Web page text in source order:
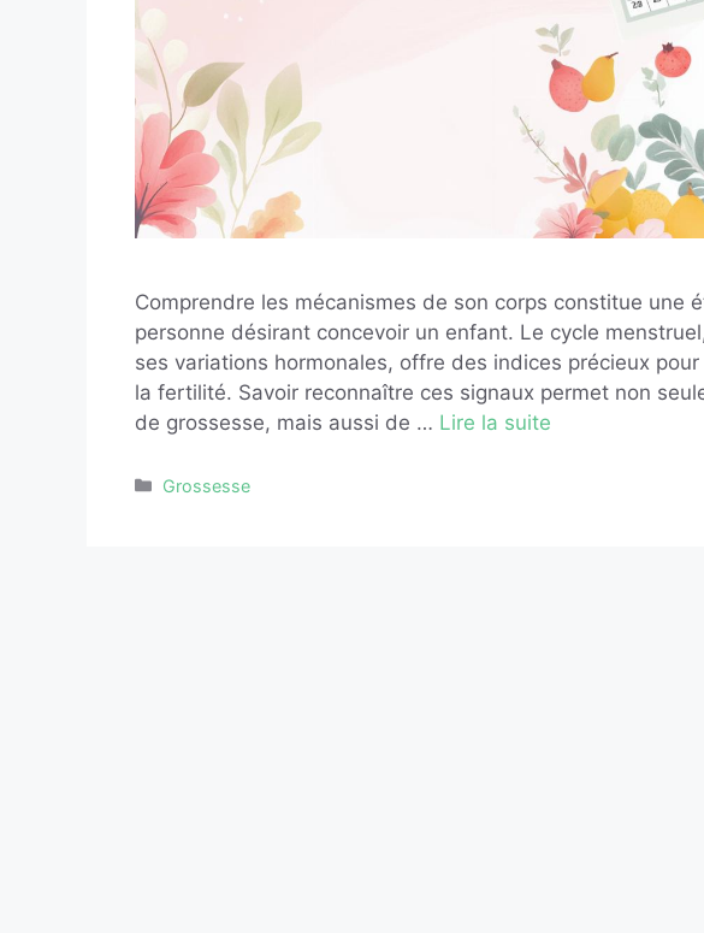
Comprendre les mécanismes de son corps constitue une
personne désirant concevoir un enfant. Le cycle
ses variations hormonales, offre des indices précieux
la fertilité. Savoir reconnaître ces signaux permet non
de grossesse, mais aussi de … Lire la suite
Catégories
Grossesse